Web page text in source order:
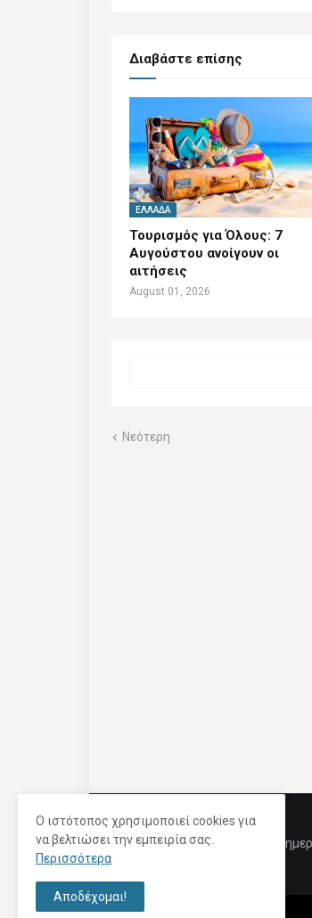
Διαβάστε επίσης
ΕΛΛΆΔΑ
Τουρισμός για Όλους: 7
Αυγούστου ανοίγουν οι
αιτήσεις
August 01, 2026
Νεότερη
Ο ιστότοπος χρησιμοποιεί cookies για
να βελτιώσει την εμπειρία σας.
Περισσότερα
Αποδέχομαι!